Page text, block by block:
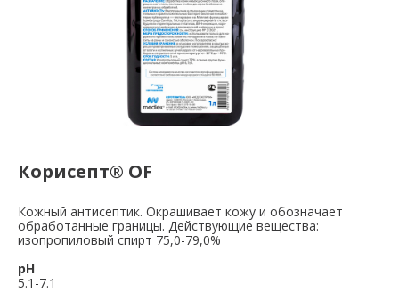
Корисепт® OF
Кожный антисептик. Окрашивает кожу и обозначает
обработанные границы. Действующие вещества:
изопропиловый спирт 75,0-79,0%
pH
5.1-7.1